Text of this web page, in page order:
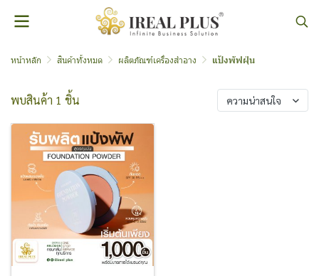
หน้าหลัก สินค้าทั้งหมด ผลิตภัณฑ์เครื่องสำอาง แป้งพัฟฝุ่น
พบสินค้า 1 ชิ้น ความน่าสนใจ